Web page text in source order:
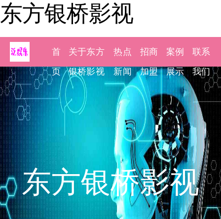
东方银桥影视
首
页
关于东方
银桥影视
热点
新闻
招商
加盟
案例
展示
联系
我们
东方银桥影视